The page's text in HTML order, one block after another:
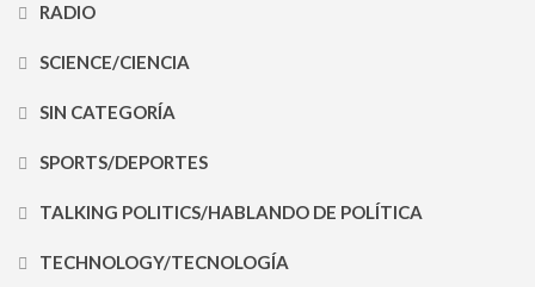
RADIO
SCIENCE/CIENCIA
SIN CATEGORÍA
SPORTS/DEPORTES
TALKING POLITICS/HABLANDO DE POLÍTICA
TECHNOLOGY/TECNOLOGÍA